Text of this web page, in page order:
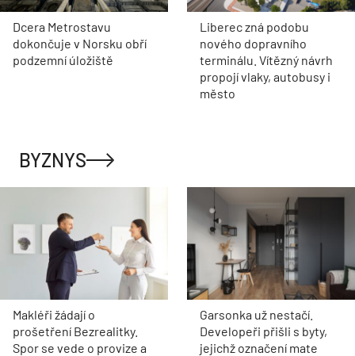
Dcera Metrostavu
dokončuje v Norsku obří
podzemní úložiště
Liberec zná podobu
nového dopravního
terminálu. Vítězný návrh
propojí vlaky, autobusy i
město
BYZNYS
Makléři žádají o
prošetření Bezrealitky.
Spor se vede o provize a
Garsonka už nestačí.
Developeři přišli s byty,
jejichž označení mate